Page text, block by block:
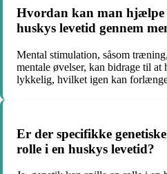
Hvordan kan man hjælpe
huskys levetid gennem
Mental stimulation, såsom
mentale øvelser, kan bidrage til at
lykkelig, hvilket igen kan
Er der specifikke
rolle i en huskys levetid?